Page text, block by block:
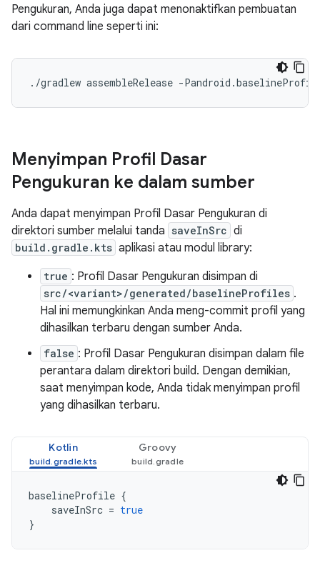
Pengukuran, Anda juga dapat menonaktifkan pembuatan
dari command line seperti ini:
Menyimpan Profil Dasar
Pengukuran ke dalam sumber
Anda dapat menyimpan Profil Dasar Pengukuran di
direktori sumber melalui tanda saveInSrc di
build.gradle.kts aplikasi atau modul library:
true : Profil Dasar Pengukuran disimpan di
src/<variant>/generated/baselineProfiles .
Hal ini memungkinkan Anda meng-commit profil yang
dihasilkan terbaru dengan sumber Anda.
false : Profil Dasar Pengukuran disimpan dalam file
perantara dalam direktori build. Dengan demikian,
saat menyimpan kode, Anda tidak menyimpan profil
yang dihasilkan terbaru.
Kotlin Groovy
baselineProfile {
saveInSrc = true
}